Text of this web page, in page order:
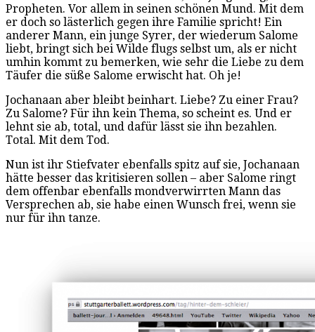
Propheten. Vor allem in seinen schönen Mund. Mit dem
er doch so lästerlich gegen ihre Familie spricht! Ein
anderer Mann, ein junge Syrer, der wiederum Salome
liebt, bringt sich bei Wilde flugs selbst um, als er nicht
umhin kommt zu bemerken, wie sehr die Liebe zu dem
Täufer die süße Salome erwischt hat. Oh je!
Jochanaan aber bleibt beinhart. Liebe? Zu einer Frau?
Zu Salome? Für ihn kein Thema, so scheint es. Und er
lehnt sie ab, total, und dafür lässt sie ihn bezahlen.
Total. Mit dem Tod.
Nun ist ihr Stiefvater ebenfalls spitz auf sie, Jochanaan
hätte besser das kritisieren sollen – aber Salome ringt
dem offenbar ebenfalls mondverwirrten Mann das
Versprechen ab, sie habe einen Wunsch frei, wenn sie
nur für ihn tanze.